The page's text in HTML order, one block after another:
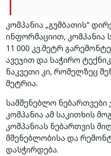
კომპანია „გუმბათის“
ინფორმაციით, კომპანია
11 000 კვ.მეტრ
ავეჯით და საჭირო
ნაკვეთი კი, რომელზეც
მეტრია.
სამშენებლო ნებართვები
კომპანია ამ საკითხის
კომპანიას ნებართვის
მშენებლობისა და
დასჭირდება.